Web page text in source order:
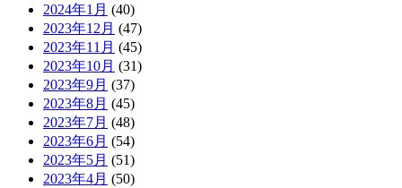
2024年1月 (40)
2023年12月 (47)
2023年11月 (45)
2023年10月 (31)
2023年9月 (37)
2023年8月 (45)
2023年7月 (48)
2023年6月 (54)
2023年5月 (51)
2023年4月 (50)